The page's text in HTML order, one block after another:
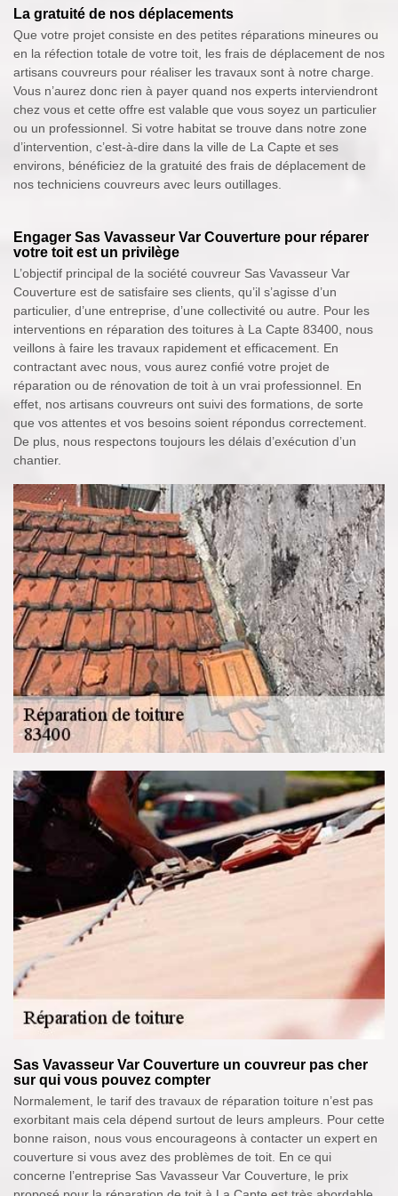
La gratuité de nos déplacements
Que votre projet consiste en des petites réparations mineures ou
en la réfection totale de votre toit, les frais de déplacement de nos
artisans couvreurs pour réaliser les travaux sont à notre charge.
Vous n’aurez donc rien à payer quand nos experts interviendront
chez vous et cette offre est valable que vous soyez un particulier
ou un professionnel. Si votre habitat se trouve dans notre zone
d’intervention, c’est-à-dire dans la ville de La Capte et ses
environs, bénéficiez de la gratuité des frais de déplacement de
nos techniciens couvreurs avec leurs outillages.
Engager Sas Vavasseur Var Couverture pour réparer
votre toit est un privilège
L’objectif principal de la société couvreur Sas Vavasseur Var
Couverture est de satisfaire ses clients, qu’il s’agisse d’un
particulier, d’une entreprise, d’une collectivité ou autre. Pour les
interventions en réparation des toitures à La Capte 83400, nous
veillons à faire les travaux rapidement et efficacement. En
contractant avec nous, vous aurez confié votre projet de
réparation ou de rénovation de toit à un vrai professionnel. En
effet, nos artisans couvreurs ont suivi des formations, de sorte
que vos attentes et vos besoins soient répondus correctement.
De plus, nous respectons toujours les délais d’exécution d’un
chantier.
Sas Vavasseur Var Couverture un couvreur pas cher
sur qui vous pouvez compter
Normalement, le tarif des travaux de réparation toiture n’est pas
exorbitant mais cela dépend surtout de leurs ampleurs. Pour cette
bonne raison, nous vous encourageons à contacter un expert en
couverture si vous avez des problèmes de toit. En ce qui
concerne l’entreprise Sas Vavasseur Var Couverture, le prix